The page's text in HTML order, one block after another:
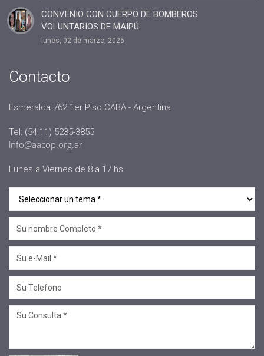
#conclavedelegaciones2022
#comunicacion
#rrhh
#Oficinas de Servicio
#jornadaabierta2022
#medios
#linea sociedad
#Mcop Hugo Lopez
#novedades
#salta jujuy
#voluntariado
#linea profesional
#ciclo de encuentros
CONVENIO CON CUERPO DE BOMBEROS
VOLUNTARIOS DE MAIPÚ.
lunes, 02 de marzo, 2026
Contacto
Esmeralda 762 1er Piso CABA - Argentina
Tel: (54.11) 5235-3855
info@aacop.org.ar
Lunes a Viernes de 8 a 17 hs.